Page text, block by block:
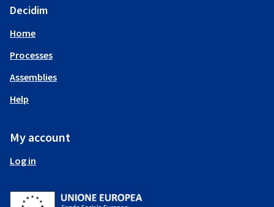
Decidim
Home
Processes
Assemblies
Help
My account
Log in